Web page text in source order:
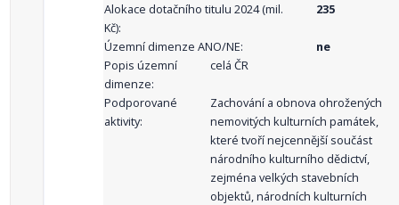
Alokace dotačního titulu 2024 (mil.
Kč):
235
Územní dimenze ANO/NE:
ne
Popis územní
dimenze:
celá ČR
Podporované
aktivity:
Zachování a obnova ohrožených
nemovitých kulturních památek,
které tvoří nejcennější součást
národního kulturního dědictví,
zejména velkých stavebních
objektů, národních kulturních